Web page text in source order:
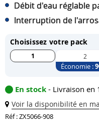
Débit d'eau réglable
Interruption de
Choisissez votre pack
1 2
Économie :9
En stock - Livraison en
Voir la disponibilité en
Réf : ZX5066-908